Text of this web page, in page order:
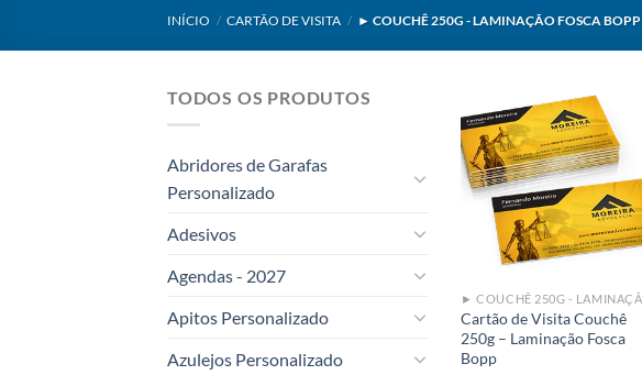
INÍCIO / CARTÃO DE VISITA / ► COUCHÊ 250G - LAMINAÇÃO FOSCA BOPP
TODOS OS PRODUTOS
Abridores de Garafas
Personalizado
Adesivos
Agendas - 2027
Apitos Personalizado
Azulejos Personalizado
Add to
wishlist
Cartão de Visita Couchê
250g – Laminação Fosca
Bopp